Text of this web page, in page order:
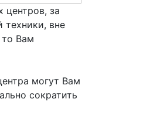
центров, за
техники, вне
Вам
могут Вам
сократить